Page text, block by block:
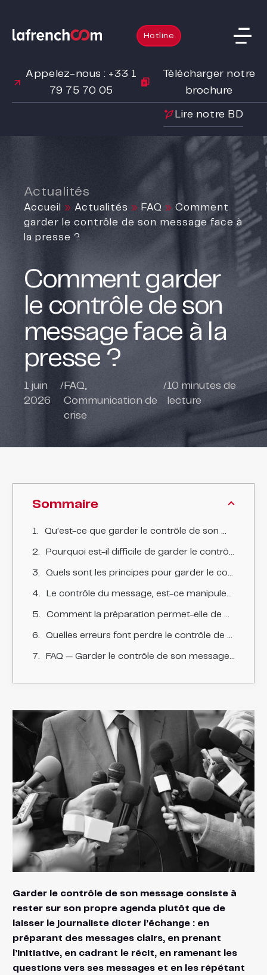
Hotline
Appelez-nous : +33 1
79 75 70 05
Télécharger notre
brochure
Lire notre BD
Actualités
Accueil » Actualités » FAQ » Comment
garder le contrôle de son message face à
la presse ?
Comment garder
le contrôle de son
message face à la
presse ?
1 juin
2026
/FAQ,
Communication de
crise
/10 minutes de
lecture
Sommaire
Qu'est-ce que garder le contrôle de son message ?
Pourquoi est-il difficile de garder le contrôle face à la presse ?
Quels sont les principes pour garder le contrôle de son message ?
Le contrôle du message, est-ce manipuler ou esquiver ?
Comment la préparation permet-elle de garder le contrôle ?
Quelles erreurs font perdre le contrôle de son message ?
FAQ — Garder le contrôle de son message face à la presse
Garder le contrôle de son message consiste à
rester sur son propre agenda plutôt que de
laisser le journaliste dicter l’échange : en
préparant des messages clairs, en prenant
l’initiative, en cadrant le récit, en ramenant les
questions vers ses messages et en les répétant